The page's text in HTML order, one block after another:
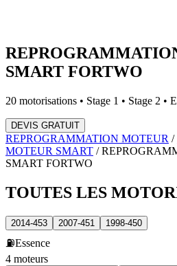
SMART FORTWO
20 motorisations • Stage 1 • Stage 2 •
DEVIS GRATUIT
REPROGRAMMATION MOTEUR /
MOTEUR SMART /
SMART FORTWO
TOUTES LES
2014-453 2007-451 1998-450
⛽Essence
4 moteurs